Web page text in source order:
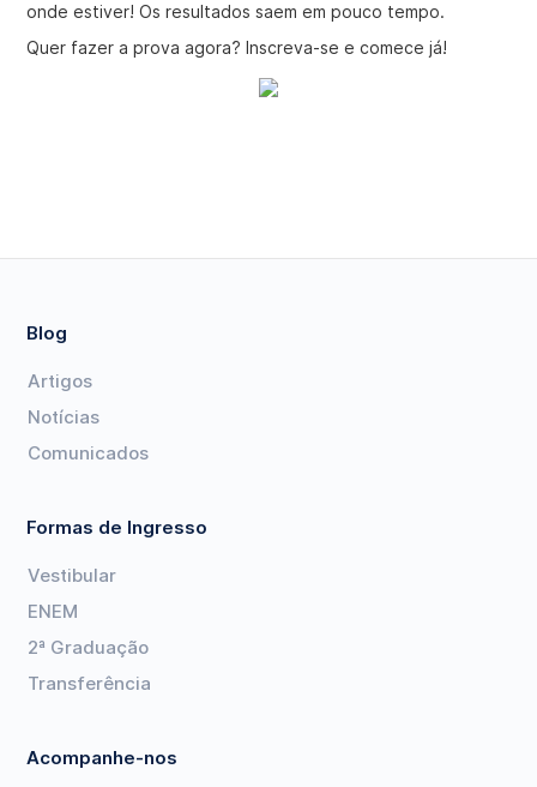
onde estiver! Os resultados saem em pouco tempo.
Quer fazer a prova agora? Inscreva-se e comece já!
Blog
Artigos
Notícias
Comunicados
Formas de Ingresso
Vestibular
ENEM
2ª Graduação
Transferência
Acompanhe-nos